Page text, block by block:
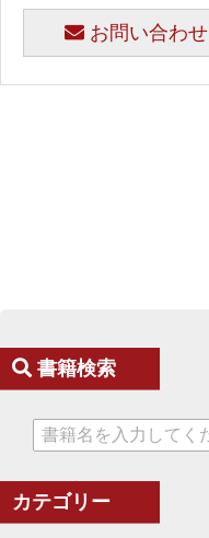
お問い合わせ
書籍検索
カテゴリー